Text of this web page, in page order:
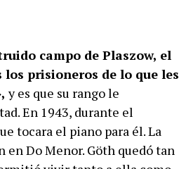
campo de Plaszow, el
prisioneros de lo que les
y es que su rango le
En 1943, durante el
tocara el piano para él. La
en Do Menor. Göth quedó tan